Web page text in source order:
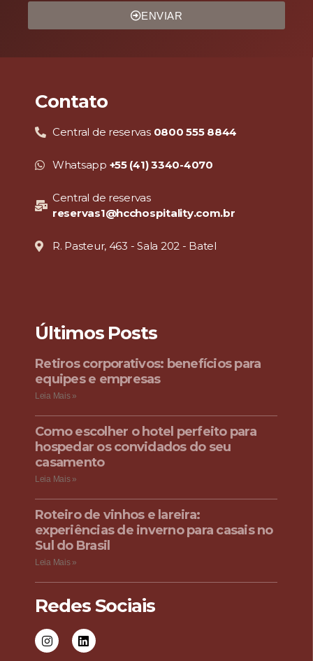
ENVIAR
Contato
Central de reservas 0800 555 8844
Whatsapp +55 (41) 3340-4070
Central de reservas
reservas1@hcchospitality.com.br
R. Pasteur, 463 - Sala 202 - Batel
Últimos Posts
Retiros corporativos: benefícios para
equipes e empresas
Leia Mais »
Como escolher o hotel perfeito para
hospedar os convidados do seu
casamento
Leia Mais »
Roteiro de vinhos e lareira:
experiências de inverno para casais no
Sul do Brasil
Leia Mais »
Redes Sociais